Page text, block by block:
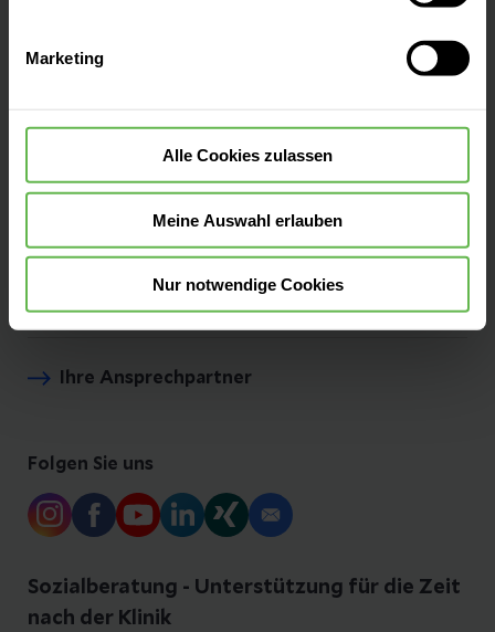
widerrufen.
Marketing
Alle Cookies zulassen
Meine Auswahl erlauben
Nur notwendige Cookies
Komfortleistungen
Ihre Ansprechpartner
Folgen Sie uns
Sozialberatung - Unterstützung für die Zeit
nach der Klinik